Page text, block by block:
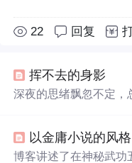
22 回复
挥不去的身影
深夜的思绪飘忽不定，
者疑惑于自己是否还
戛然而止，而那份情感
博客讲述了在神秘武功